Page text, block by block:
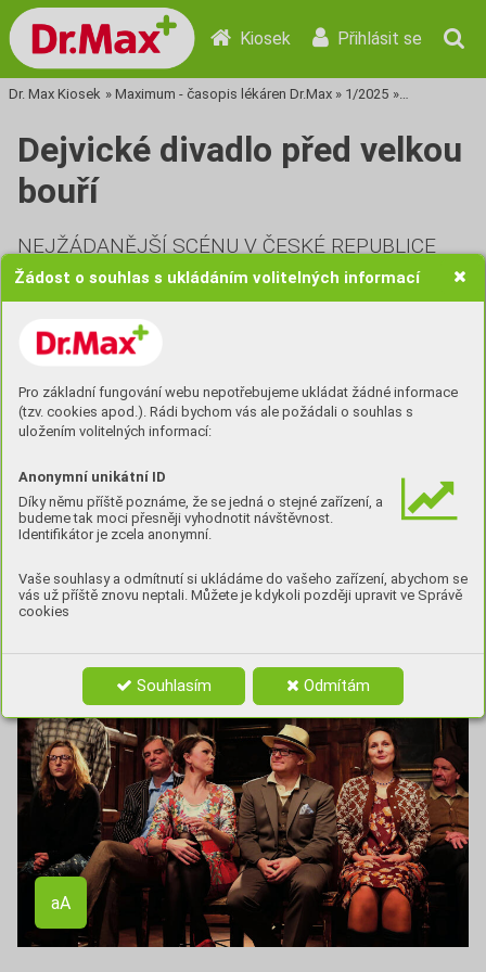
Žádost o souhlas s ukládáním volitelných informací
Pro základní fungování webu nepotřebujeme ukládat žádné informace
(tzv. cookies apod.). Rádi bychom vás ale požádali o souhlas s
uložením volitelných informací:
Anonymní unikátní ID
Díky němu příště poznáme, že se jedná o stejné zařízení, a
budeme tak moci přesněji vyhodnotit návštěvnost.
Identifikátor je zcela anonymní.
Vaše souhlasy a odmítnutí si ukládáme do vašeho zařízení, abychom se
vás už příště znovu neptali. Můžete je kdykoli později upravit ve Správě
cookies
Souhlasím Odmítám
Aa aA
Kiosek Přihlásit se
Dr. Max Kiosek » Maximum - časopis lékáren Dr.Max » 1/2025 » Tisková
Dejvické divadlo před velkou
bouří
NEJŽÁDANĚJŠÍ SCÉNU V ČESKÉ REPUBLICE
ČEKAJÍ POMĚRNĚ DRAMATICKÉ ZMĚNY. NA
JEDNÉ STRANĚ JE TO ROZSÁHLÁ
REKONSTRUKCE, KTERÁ SI VYNUTÍ PROVIZORNÍ
ÚČINKOVÁNÍ V NÁHRADNÍCH PROSTORÁCH NA
PRAŽSKÉM JIŽNÍM MĚSTĚ, NA DRUHÉ STRANĚ
JE TO ZMĚNA NA POZICI UMĚLECKÉHO
ŘEDITELE, KDE MARTINA MYŠIČKU VYSTŘÍDÁ
JIŘÍ HAVELKA. O TOM VŠEM JSME SI POVÍDALI
S ŘEDITELEM DEJVICKÉHO DIVADLA LUKÁŠEM
PRŮDKEM,KTERÝ HLEDÍ DO BUDOUCNA
GENERÁLNÍM PARTNEREM SCÉNY JE SÍŤ DR.
MAX.